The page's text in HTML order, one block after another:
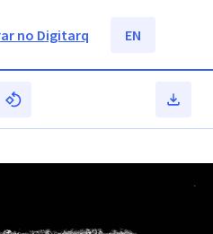
no Digitarq EN